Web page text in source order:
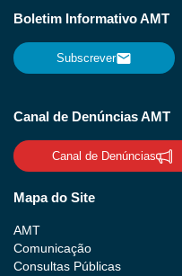
Boletim Informativo AMT
Subscrever
Canal de Denúncias AMT
Canal de Denúncias
Mapa do Site
AMT
Comunicação
Consultas Públicas